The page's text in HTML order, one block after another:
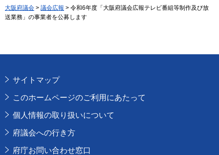
大阪府議会 > 議会広報 > 令和6年度「大阪府議会広報テレビ番組等制作及び放
送業務」の事業者を公募します
サイトマップ
このホームページのご利用にあたって
個人情報の取り扱いについて
府議会への行き方
府庁お問い合わせ窓口